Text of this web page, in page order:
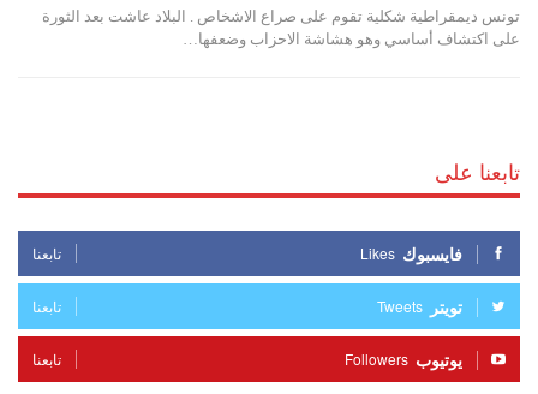
تونس ديمقراطية شكلية تقوم على صراع الاشخاص . البلاد عاشت بعد الثورة
على اكتشاف أساسي وهو هشاشة الاحزاب وضعفها…
تابعنا على
فايسبوك Likes تابعنا
تويتر Tweets تابعنا
يوتيوب Followers تابعنا